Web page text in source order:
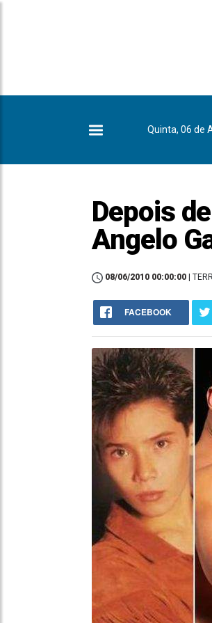
Quinta, 06 de
Depois
Angelo
08/06/2010 00:00:00 |
FACEBOOK